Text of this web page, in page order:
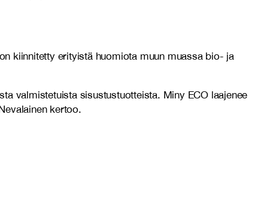
kiinnitetty erityistä huomiota muun muassa bio- ja
valmistetuista sisustustuotteista. Miny ECO laajenee
kertoo.